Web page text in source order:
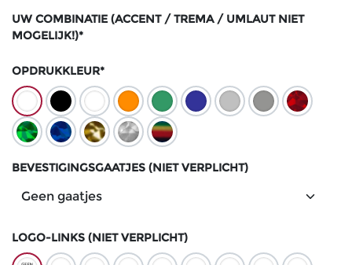
UW COMBINATIE (ACCENT / TREMA / UMLAUT NIET
MOGELIJK!)*
OPDRUKKLEUR*
BEVESTIGINGSGAATJES (NIET VERPLICHT)
LOGO-LINKS (NIET VERPLICHT)